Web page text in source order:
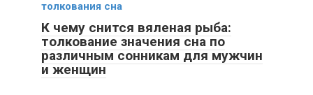
К чему снится вяленая рыба:
толкование значения сна по
различным сонникам для мужчин
и женщин